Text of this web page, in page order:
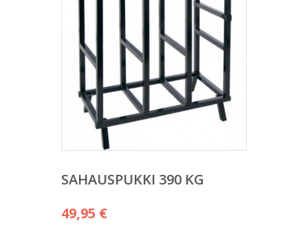
SAHAUSPUKKI 390 KG
49,95 €